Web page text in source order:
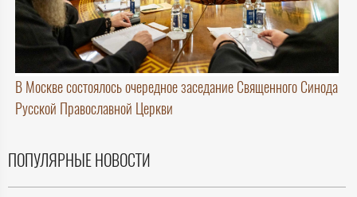
В Москве состоялось очередное заседание Священного Синода
Русской Православной Церкви
ПОПУЛЯРНЫЕ НОВОСТИ